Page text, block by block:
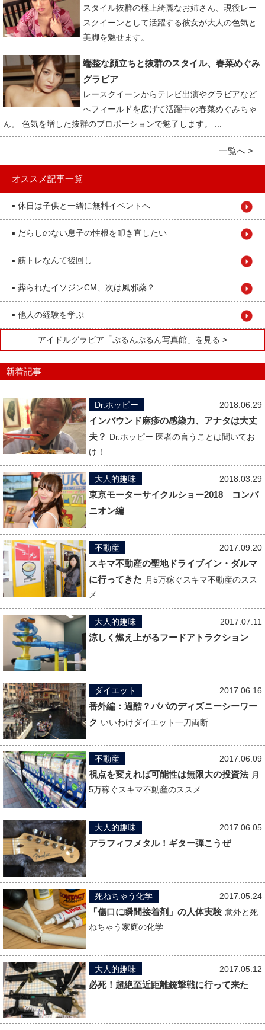
スタイル抜群の極上綺麗なお姉さん、現役レー
スクイーンとして活躍する彼女が大人の色気と
美脚を魅せます。...
端整な顔立ちと抜群のスタイル、春菜めぐみ
グラビア
レースクイーンからテレビ出演やグラビアなど
へフィールドを広げて活躍中の春菜めぐみちゃ
ん。 色気を増した抜群のプロポーションで魅了します。 ...
一覧へ >
オススメ記事一覧
■ 休日は子供と一緒に無料イベントへ
■ だらしのない息子の性根を叩き直したい
■ 筋トレなんて後回し
■ 葬られたイソジンCM、次は風邪薬？
■ 他人の経験を学ぶ
アイドルグラビア「ぷるんぷるん写真館」を見る >
新着記事
2018.06.29
Dr.ホッピー
インバウンド麻疹の感染力、アナタは大丈
夫？ Dr.ホッピー 医者の言うことは聞いてお
け！
2018.03.29
大人的趣味
東京モーターサイクルショー2018 コンパ
ニオン編
2017.09.20
不動産
スキマ不動産の聖地ドライブイン・ダルマ
に行ってきた 月5万稼ぐスキマ不動産のスス
メ
2017.07.11
大人的趣味
涼しく燃え上がるフードアトラクション
2017.06.16
ダイエット
番外編：過酷？パパのディズニーシーワー
ク いいわけダイエット一刀両断
2017.06.09
不動産
視点を変えれば可能性は無限大の投資法 月
5万稼ぐスキマ不動産のススメ
2017.06.05
大人的趣味
アラフィフメタル！ギター弾こうぜ
2017.05.24
死ねちゃう化学
「傷口に瞬間接着剤」の人体実験 意外と死
ねちゃう家庭の化学
2017.05.12
大人的趣味
必死！超絶至近距離銃撃戦に行って来た